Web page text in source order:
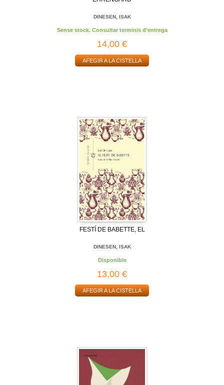
DINESEN, ISAK
Sense stock. Consultar terminis d'entrega
14,00 €
AFEGIR A LA CISTELLA
FESTÍ DE BABETTE, EL
DINESEN, ISAK
Disponible
13,00 €
AFEGIR A LA CISTELLA